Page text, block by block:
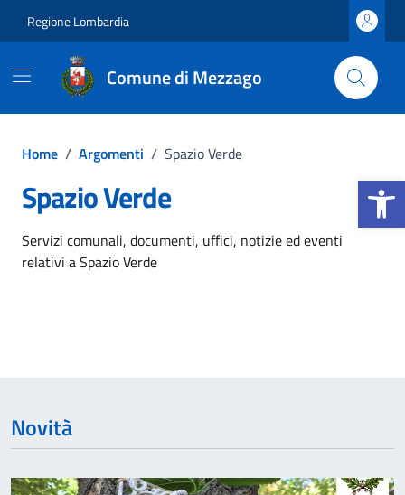
Apri la
Regione Lombardia
Comune di Mezzago
Home / Argomenti / Spazio Verde
Spazio Verde
Dettagli dell'argomento
Servizi comunali, documenti, uffici, notizie ed eventi
relativi a Spazio Verde
Novità